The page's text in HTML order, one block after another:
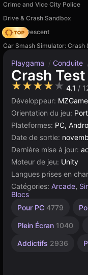
Crime and Vice City Police
Drive & Crash Sandbox
Deadly Descent
Car Smash Simulator: Crash
Playgama / Conduite
Crash
★★★★★ 4.1 /
Développeur:
Orientation du jeu:
Plateformes: PC,
Date de sortie:
Dernière mise à jour:
Moteur de jeu: Unity
Langues prises en
Catégories: Arcade,
Blocs
Pour PC 4779
Plein Écran 1040
Addictifs 2936
Véhicules
Crash
Sans
2845
Crash
Voiture
Défis
Bureau
À 1
4147
Chronométrage
Navigateur
Unity
ligne